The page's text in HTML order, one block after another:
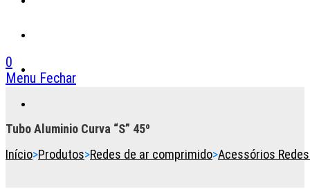
0
Menu Fechar
button
expand
Tubo Aluminio Curva “S” 45º
Início>Produtos>Redes de ar comprimido>Acessórios